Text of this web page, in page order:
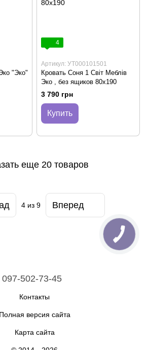
"Эко"
4
Артикул: УТ000101501
Кровать Соня 1 Світ Меблів
Эко , без ящиков 80х190
3 790 грн
Купить
еще 20 товаров
4из 9 Вперед
097-502-73-45
Контакты
Полная версия сайта
Карта сайта